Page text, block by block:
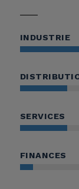
INDUSTRIE
SERVICES
FINANCES